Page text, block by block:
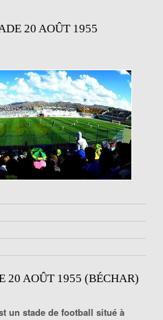
20 AOÛT 1955
20 AOÛT 1955 (BÉCHAR)
un stade de football situé à